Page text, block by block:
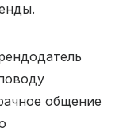
общение